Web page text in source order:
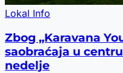
Lokal Info
Zbog „Karavana
saobraćaja u
nedelje